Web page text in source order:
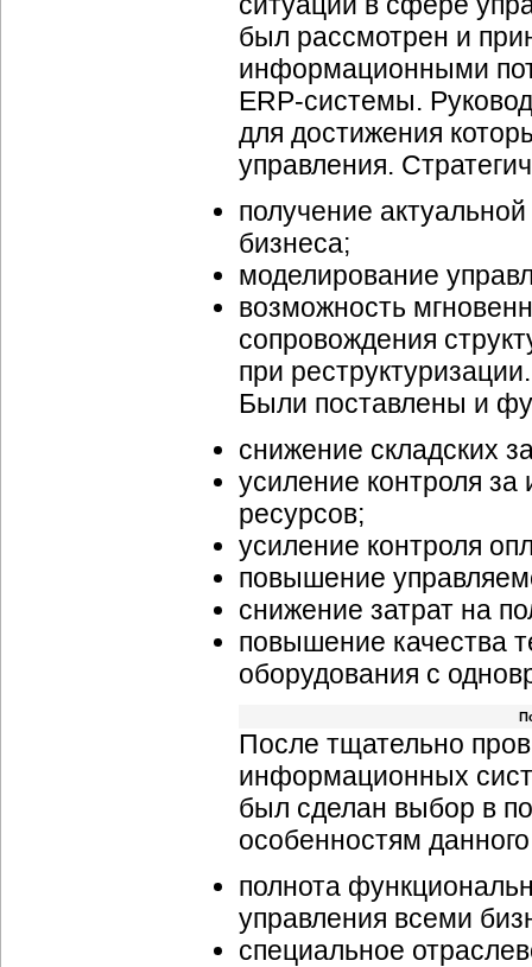
был рассмотрен и
информационными
ERP-системы.
для достижения
управления.
получение
бизнеса;
моделирование
возможность
сопровождения
при реструктуризации.
Были поставлены и
снижение складских
усиление контроля
ресурсов;
усиление контроля
повышение
снижение затрат на
повышение качества
оборудования с
После тщательно
информационных
был сделан выбор в
особенностям
полнота
управления всеми
специальное